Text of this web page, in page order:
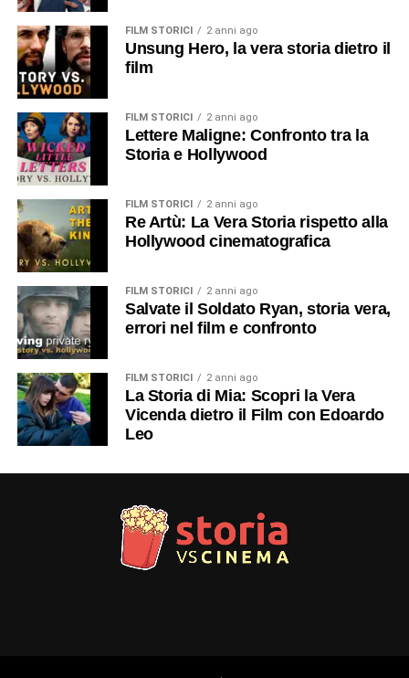
FILM STORICI 2 anni ago
Unsung Hero, la vera storia dietro il
film
FILM STORICI 2 anni ago
Lettere Maligne: Confronto tra la
Storia e Hollywood
FILM STORICI 2 anni ago
Re Artù: La Vera Storia rispetto alla
Hollywood cinematografica
FILM STORICI 2 anni ago
Salvate il Soldato Ryan, storia vera,
errori nel film e confronto
FILM STORICI 2 anni ago
La Storia di Mia: Scopri la Vera
Vicenda dietro il Film con Edoardo
Leo